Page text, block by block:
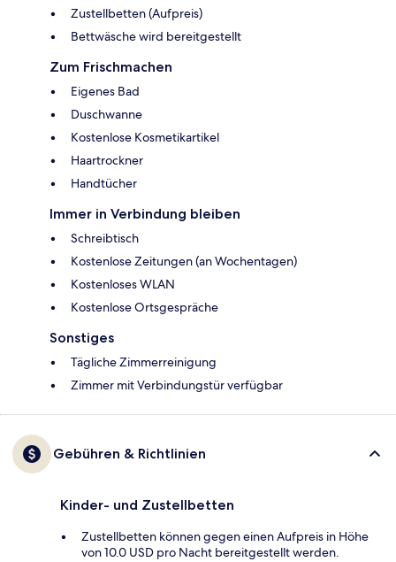
Zustellbetten (Aufpreis)
Bettwäsche wird bereitgestellt
Zum Frischmachen
Eigenes Bad
Duschwanne
Kostenlose Kosmetikartikel
Haartrockner
Handtücher
Immer in Verbindung bleiben
Schreibtisch
Kostenlose Zeitungen (an Wochentagen)
Kostenloses WLAN
Kostenlose Ortsgespräche
Sonstiges
Tägliche Zimmerreinigung
Zimmer mit Verbindungstür verfügbar
Gebühren & Richtlinien
Kinder- und Zustellbetten
Zustellbetten können gegen einen Aufpreis in Höhe
von 10.0 USD pro Nacht bereitgestellt werden.